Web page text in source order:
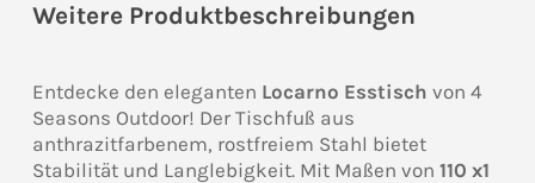
Weitere Produktbeschreibungen
Entdecke den eleganten Locarno Esstisch von 4
Seasons Outdoor! Der Tischfuß aus
anthrazitfarbenem, rostfreiem Stahl bietet
Stabilität und Langlebigkeit. Mit Maßen von 110 x1